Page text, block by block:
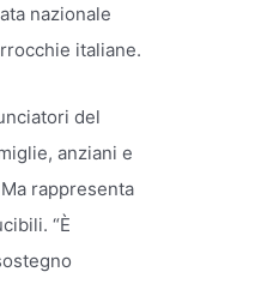
nazionale
italiane.
del
anziani e
rappresenta
“È